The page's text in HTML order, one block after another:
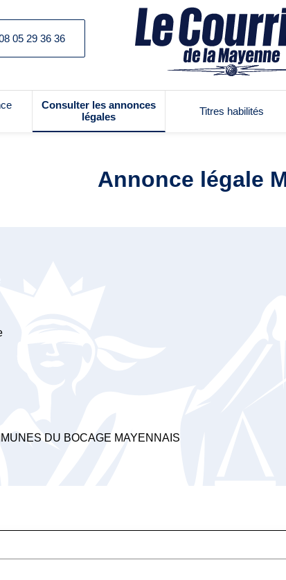
05 29 36 36
Consulter les annonces
légales
Titres habilités
Annonce légale
DU BOCAGE MAYENNAIS